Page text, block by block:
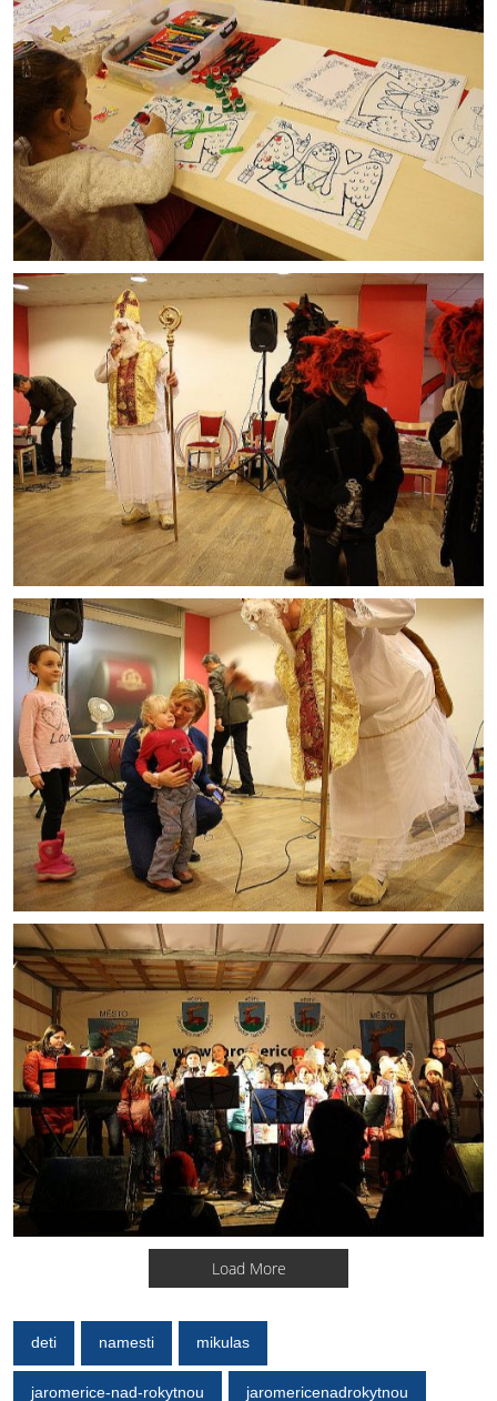
Load More
deti namesti mikulas
jaromerice-nad-rokytnou jaromericenadrokytnou